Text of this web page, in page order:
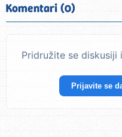
Komentari (0)
Pridružite se diskusiji
Prijavite se